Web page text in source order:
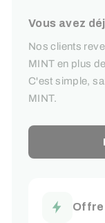
Vous avez
Nos clients
MINT en plus
C'est simple,
MINT.
Offre